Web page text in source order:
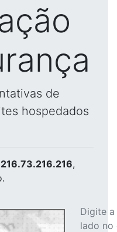
de
hospedados
216.73.216.216,
Digite
lado no